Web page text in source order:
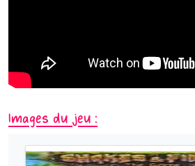
Images du jeu :